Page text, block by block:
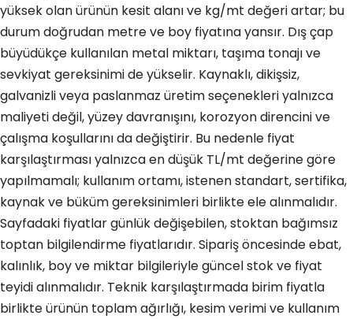
yüksek olan ürünün kesit alanı ve kg/mt değeri artar; bu
durum doğrudan metre ve boy fiyatına yansır. Dış çap
büyüdükçe kullanılan metal miktarı, taşıma tonajı ve
sevkiyat gereksinimi de yükselir. Kaynaklı, dikişsiz,
galvanizli veya paslanmaz üretim seçenekleri yalnızca
maliyeti değil, yüzey davranışını, korozyon direncini ve
çalışma koşullarını da değiştirir. Bu nedenle fiyat
karşılaştırması yalnızca en düşük TL/mt değerine göre
yapılmamalı; kullanım ortamı, istenen standart, sertifika,
kaynak ve büküm gereksinimleri birlikte ele alınmalıdır.
Sayfadaki fiyatlar günlük değişebilen, stoktan bağımsız
toptan bilgilendirme fiyatlarıdır. Sipariş öncesinde ebat,
kalınlık, boy ve miktar bilgileriyle güncel stok ve fiyat
teyidi alınmalıdır. Teknik karşılaştırmada birim fiyatla
birlikte ürünün toplam ağırlığı, kesim verimi ve kullanım